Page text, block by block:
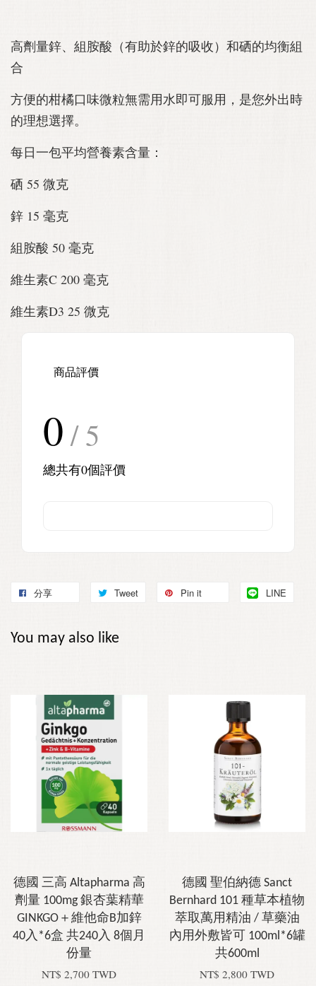
高劑量鋅、組胺酸（有助於鋅的吸收）和硒的均衡組
合
方便的柑橘口味微粒無需用水即可服用，是您外出時
的理想選擇。
每日一包平均營養素含量：
硒 55 微克
鋅 15 毫克
組胺酸 50 毫克
維生素C 200 毫克
維生素D3 25 微克
商品評價
0 / 5
總共有0個評價
分享 Tweet Pin it LINE
You may also like
德國 三高 Altapharma 高
劑量 100mg 銀杏葉精華
GINKGO＋維他命B加鋅
40入*6盒 共240入 8個月
份量
NT$ 2,700 TWD
德國 聖伯納德 Sanct
Bernhard 101 種草本植物
萃取萬用精油 / 草藥油
內用外敷皆可 100ml*6罐
共600ml
NT$ 2,800 TWD